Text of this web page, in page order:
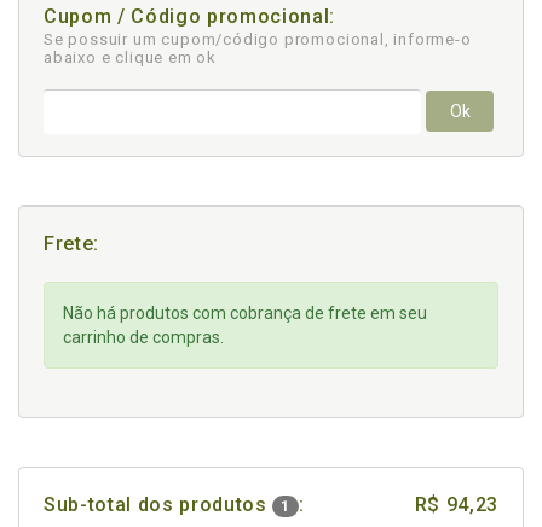
Cupom / Código promocional:
Se possuir um cupom/código promocional, informe-o
abaixo e clique em ok
Ok
Frete:
Não há produtos com cobrança de frete em seu
carrinho de compras.
Sub-total dos produtos 1 : R$ 94,23